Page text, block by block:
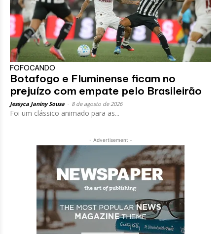
FOFOCANDO
Botafogo e Fluminense ficam no
prejuízo com empate pelo Brasileirão
Jessyca Janiny Sousa 8 de agosto de 2026
Foi um clássico animado para as...
- Advertisement -